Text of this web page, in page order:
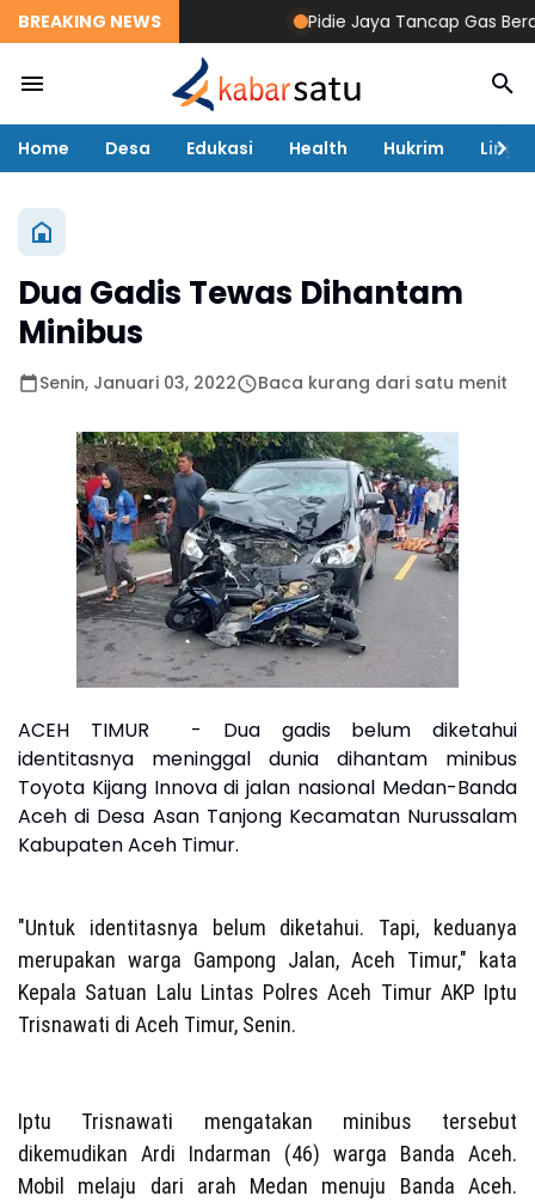
BREAKING NEWS Pidie Jaya Tancap Gas
Home Desa Edukasi Health Hukrim
Dua Gadis Tewas Dihantam
Minibus
Senin, Januari 03, 2022 Baca kurang dari satu menit
ACEH TIMUR - Dua gadis belum diketahui
identitasnya meninggal dunia dihantam minibus
Toyota Kijang Innova di jalan nasional Medan-Banda
Aceh di Desa Asan Tanjong Kecamatan Nurussalam
Kabupaten Aceh Timur.
"Untuk identitasnya belum diketahui. Tapi, keduanya
merupakan warga Gampong Jalan, Aceh Timur," kata
Kepala Satuan Lalu Lintas Polres Aceh Timur AKP Iptu
Trisnawati di Aceh Timur, Senin.
Iptu Trisnawati mengatakan minibus tersebut
dikemudikan Ardi Indarman (46) warga Banda Aceh.
Mobil melaju dari arah Medan menuju Banda Aceh.